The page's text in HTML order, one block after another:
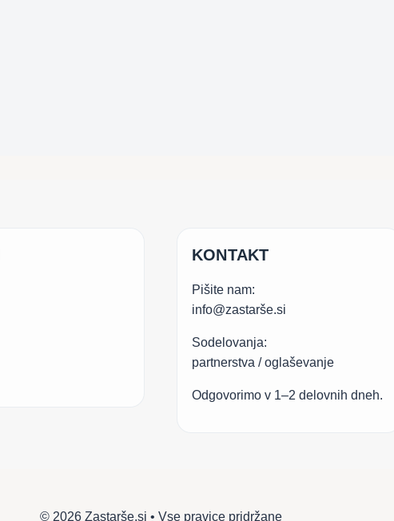
KONTAKT
Pišite nam:
info@zastarše.si
Sodelovanja:
partnerstva / oglaševanje
Odgovorimo v 1–2 delovnih dneh.
© 2026 Zastarše.si • Vse pravice pridržane